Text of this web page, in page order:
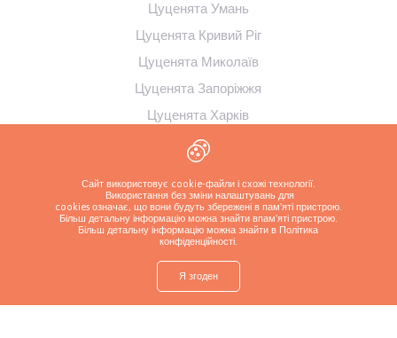
Цуценята Умань
Цуценята Кривий Ріг
Цуценята Миколаїв
Цуценята Запоріжжя
Цуценята Харків
Цуценята Полтава
Цуценята Кременчук
Запитайте про
цуценя
Сайт використовує cookie-файли і схожі технології.
Використання без зміни налаштувань для
cookies означає, що вони будуть збережені в пам'яті пристрою.
Більш детальну інформацію можна знайти впам'яті пристрою.
Більш детальну інформацію можна знайти в Політика
конфіденційності.
Я згоден